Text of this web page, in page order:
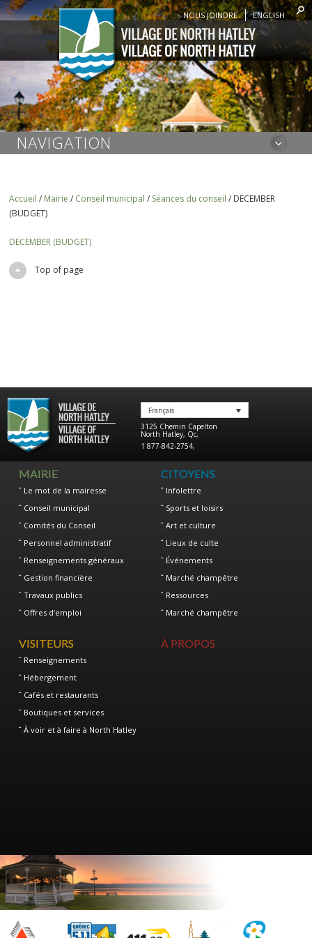
NOUS JOINDRE ENGLISH
NAVIGATION
Accueil / Mairie / Conseil municipal / Séances du conseil / DECEMBER
(BUDGET)
DECEMBER (BUDGET)
Top of page
Français
3125 Chemin Capelton
North Hatley, Qc,
1 877-842-2754,
MAIRIE
Le mot de la mairesse
Conseil municipal
Comités du Conseil
Personnel administratif
Renseignements généraux
Gestion financière
Travaux publics
Offres d’emploi
CITOYENS
Infolettre
Sports et loisirs
Art et culture
Lieux de culte
Événements
Marché champêtre
Ressources
Marché champêtre
VISITEURS
Renseignements
Hébergement
Cafés et restaurants
Boutiques et services
À voir et à faire à North Hatley
À PROPOS